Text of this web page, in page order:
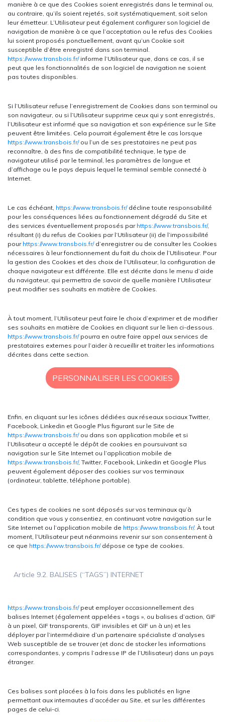
manière à ce que des Cookies soient enregistrés dans le terminal ou,
au contraire, qu’ils soient rejetés, soit systématiquement, soit selon
leur émetteur. L’Utilisateur peut également configurer son logiciel de
navigation de manière à ce que l’acceptation ou le refus des Cookies
lui soient proposés ponctuellement, avant qu’un Cookie soit
susceptible d’être enregistré dans son terminal.
https://www.transbois.fr/informe l’Utilisateur que, dans ce cas, il se
peut que les fonctionnalités de son logiciel de navigation ne soient
pas toutes disponibles.
Si l’Utilisateur refuse l’enregistrement de Cookies dans son terminal ou
son navigateur, ou si l’Utilisateur supprime ceux qui y sont enregistrés,
l’Utilisateur est informé que sa navigation et son expérience sur le Site
peuvent être limitées. Cela pourrait également être le cas lorsque
https://www.transbois.fr/ou l’un de ses prestataires ne peut pas
reconnaître, à des fins de compatibilité technique, le type de
navigateur utilisé par le terminal, les paramètres de langue et
d’affichage ou le pays depuis lequel le terminal semble connecté à
Internet.
Le cas échéant, https://www.transbois.fr/décline toute responsabilité
pour les conséquences liées au fonctionnement dégradé du Site et
des services éventuellement proposés par https://www.transbois.fr/,
résultant (i) du refus de Cookies par l’Utilisateur (ii) de l’impossibilité
pour https://www.transbois.fr/d’enregistrer ou de consulter les Cookies
nécessaires à leur fonctionnement du fait du choix de l’Utilisateur. Pour
la gestion des Cookies et des choix de l’Utilisateur, la configuration de
chaque navigateur est différente. Elle est décrite dans le menu d’aide
du navigateur, qui permettra de savoir de quelle manière l’Utilisateur
peut modifier ses souhaits en matière de Cookies.
À tout moment, l’Utilisateur peut faire le choix d’exprimer et de modifier
ses souhaits en matière de Cookies en cliquant sur le lien ci-dessous.
https://www.transbois.fr/pourra en outre faire appel aux services de
prestataires externes pour l’aider à recueillir et traiter les informations
décrites dans cette section.
PERSONNALISER LES COOKIES
Enfin, en cliquant sur les icônes dédiées aux réseaux sociaux Twitter,
Facebook, Linkedin et Google Plus figurant sur le Site de
https://www.transbois.fr/ou dans son application mobile et si
l’Utilisateur a accepté le dépôt de cookies en poursuivant sa
navigation sur le Site Internet ou l’application mobile de
https://www.transbois.fr/, Twitter, Facebook, Linkedin et Google Plus
peuvent également déposer des cookies sur vos terminaux
(ordinateur, tablette, téléphone portable).
Ces types de cookies ne sont déposés sur vos terminaux qu’à
condition que vous y consentiez, en continuant votre navigation sur le
Site Internet ou l’application mobile de https://www.transbois.fr/. À tout
moment, l’Utilisateur peut néanmoins revenir sur son consentement à
ce que https://www.transbois.fr/dépose ce type de cookies.
Article 9.2. BALISES (“TAGS”) INTERNET
https://www.transbois.fr/peut employer occasionnellement des
balises Internet (également appelées « tags », ou balises d’action, GIF
à un pixel, GIF transparents, GIF invisibles et GIF un à un) et les
déployer par l’intermédiaire d’un partenaire spécialiste d’analyses
Web susceptible de se trouver (et donc de stocker les informations
correspondantes, y compris l’adresse IP de l’Utilisateur) dans un pays
étranger.
Ces balises sont placées à la fois dans les publicités en ligne
permettant aux internautes d’accéder au Site, et sur les différentes
pages de celui-ci.